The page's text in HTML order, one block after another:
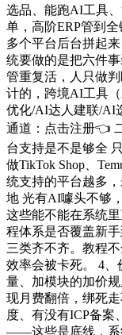
选品、能跑AI工具
单，高阶ERP管到
多个平台后台拼起
统要做的是把六件
管重复活，人只做
计的，跨境AI工具
优化/AI达人建联/AI
通道：点击注册👈
台支持是不是够全
做TikTok Shop、
统支持的平台越多
地 光有AI噱头不够
这些能不能在系统
程体系是否覆盖新
三类齐不齐。教程
效率会被卡死。 4
量、加模块的加价
现月费翻倍，绑死
度、有没有ICP备案
——这些是底线，系